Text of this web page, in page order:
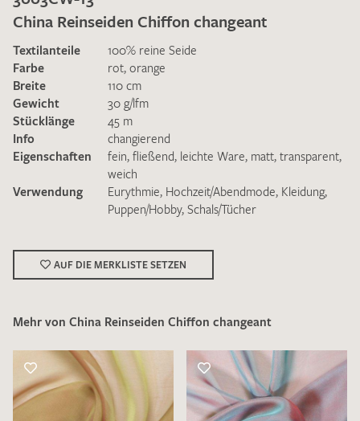
Ich bin damit einverstanden, dass meine angegebenen Daten
zur Beantwortung meiner Musteranfrage genutzt werden.
Datenschutzbestimmungen
genommen und akzeptiere diese.
China Reinseiden Chiffon changeant
Textilanteile
100% reine Seide
Farbe
rot, orange
Breite
110 cm
Gewicht
30 g/lfm
Stücklänge
45 m
Info
changierend
Eigenschaften
fein, fließend, leichte Ware, matt, transparent,
weich
Verwendung
Eurythmie, Hochzeit/Abendmode, Kleidung,
Puppen/Hobby, Schals/Tücher
AUF DIE MERKLISTE SETZEN
Mehr von China Reinseiden Chiffon changeant